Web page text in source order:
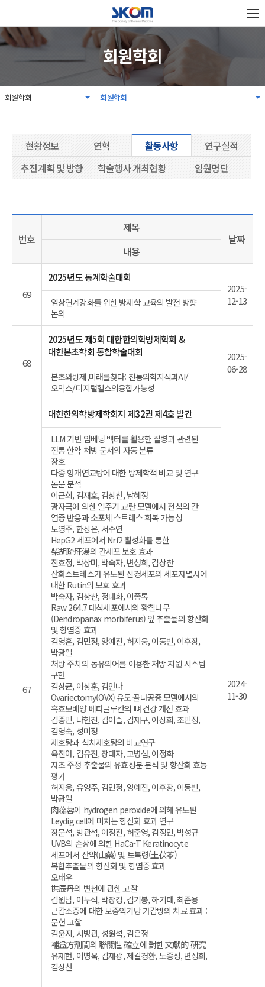
회원학회
회원학회 회원학회
현황정보 연혁 활동사항
연구실적
추진계획 및 방향
학술행사 개최현황 임원명단
번호
제목
날짜
내용
69
2025년도 동계학술대회
2025-
12-13
임상연계강화를 위한 방제학 교육의 발전 방향
논의
68
2025년도 제5회 대한한의학방제학회 &
대한본초학회 통합학술대회
2025-
06-28
본초와방제,미래를찾다: 전통의학지식과AI/
오믹스/디지털헬스의융합가능성
67
대한한의학방제학회지 제32권 제4호 발간
2024-
11-30
LLM 기반 임베딩 벡터를 활용한 질병과 관련된
전통 한약 처방 문서의 자동 분류
장호
다종 형개연교탕에 대한 방제학적 비교 및 연구
논문 분석
이근희, 김재호, 김상찬, 남혜정
광자극에 의한 일주기 교란 모델에서 전침의 간
염증 반응과 소포체 스트레스 회복 가능성
도영주, 한상은, 서수연
HepG2 세포에서 Nrf2 활성화를 통한
柴胡疏肝湯의 간세포 보호 효과
진효정, 박상미, 박숙자, 변성희, 김상찬
산화스트레스가 유도된 신경세포의 세포자멸사에
대한 Rutin의 보호 효과
박숙자, 김상찬, 정대화, 이종록
Raw 264.7 대식세포에서의 황칠나무
(Dendropanax morbiferus) 잎 추출물의 항산화
및 항염증 효과
김영훈, 김민정, 양예진, 허지웅, 이동빈, 이후장,
박광일
처방 주치의 동유의어를 이용한 처방 지원 시스템
구현
김상균, 이상훈, 김안나
Ovariectomy(OVX) 유도 골다공증 모델에서의
흑효모배양 베타글루칸의 뼈 건강 개선 효과
김종민, 나현진, 김이슬, 김재구, 이상희, 조민정,
김영숙, 성미정
제호탕과 식치제호탕의 비교연구
육진아, 김유진, 장대자, 고병섭, 이정화
자초 주정 추출물의 유효성분 분석 및 항산화 효능
평가
허지웅, 유영주, 김민정, 양예진, 이후장, 이동빈,
박광일
肉蓯蓉이 hydrogen peroxide에 의해 유도된
Leydig cell에 미치는 항산화 효과 연구
장문석, 방관석, 이정진, 허준영, 김정민, 박성규
UVB의 손상에 의한 HaCa-T Keratinocyte
세포에서 산약(山藥) 및 토복령(土茯苓)
복합추출물의 항산화 및 항염증 효과
오태우
拱辰丹의 변천에 관한 고찰
김원남, 이두석, 박장경, 김기봉, 하기태, 최준용
근감소증에 대한 보중익기탕 가감방의 치료 효과 :
문헌 고찰
김윤지, 서병관, 성원석, 김은정
補益方劑間의 聯關性 確立에 對한 文獻的 硏究
유재현, 이병욱, 김재광, 제갈경환, 노종성, 변성희,
김상찬